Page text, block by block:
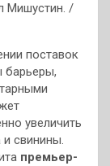
Мишустин. /
поставок
барьеры,
увеличить
свинины.
премьер-